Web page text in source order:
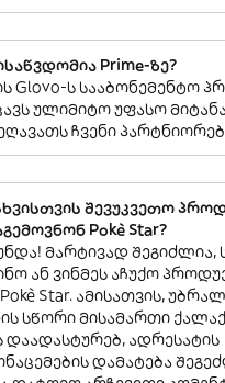
Prime-ზე?
Glovo-ს სააბონემენტო
ულიმიტო უფასო
ჩვენი
შევუკვეთო
Pokè Star?
მარტივად შეგიძლია,
ან ვინმეს აჩუქო
Star. ამისათვის,
სწორი მისამართი
დაადასტურებ, ადრესატის
დამატება